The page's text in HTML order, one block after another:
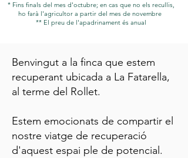
*Fins finals del mes d'octubre; en cas que no els recullis,
ho farà l'agricultor a partir del mes de novembre
** El preu de l'apadrinament és anual
Benvingut a la finca que estem
recuperant ubicada a La Fatarella,
al terme del Rollet.
Estem emocionats de compartir el
nostre viatge de recuperació
d'aquest espai ple de potencial.